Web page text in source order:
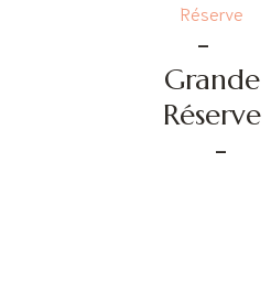
Réserve
-
Grande
Réserve
-